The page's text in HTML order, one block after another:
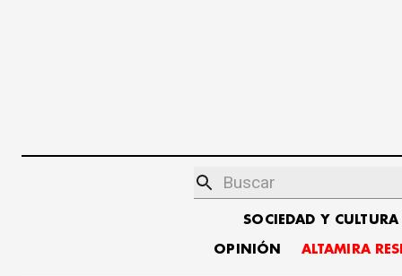
SOCIEDAD Y CULTURA
OPINIÓN ALTAMIRA